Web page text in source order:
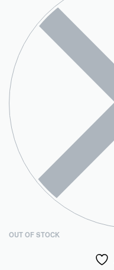
OUT OF STOCK